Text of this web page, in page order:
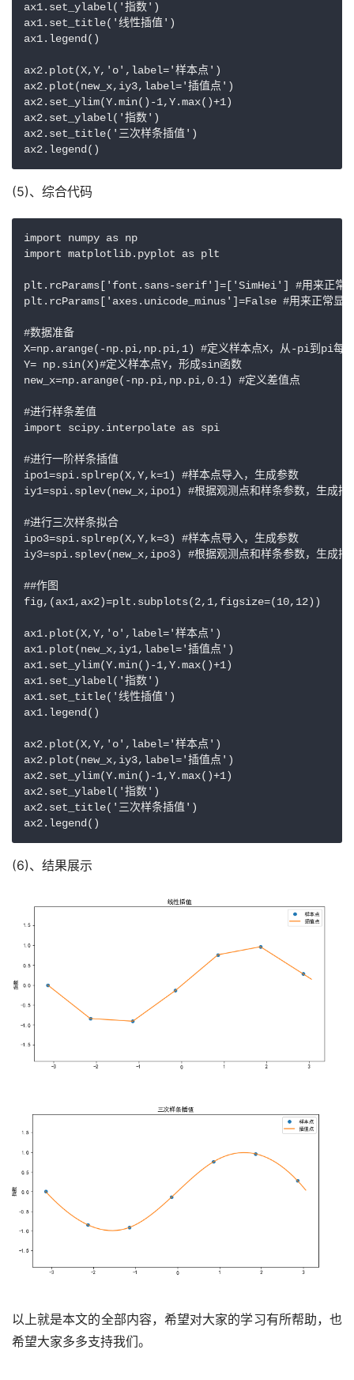
ax1.set_ylabel('指数')
ax1.set_title('线性插值')
ax1.legend()
ax2.plot(X,Y,'o',label='样本点')
ax2.plot(new_x,iy3,label='插值点')
ax2.set_ylim(Y.min()-1,Y.max()+1)
ax2.set_ylabel('指数')
ax2.set_title('三次样条插值')
ax2.legend()
(5)、综合代码
import numpy as np
import matplotlib.pyplot as plt
plt.rcParams['font.sans-serif']=['SimHei'] #用来正常显
plt.rcParams['axes.unicode_minus']=False #用来正常显
#数据准备
X=np.arange(-np.pi,np.pi,1) #定义样本点X，从-pi到pi每次
Y= np.sin(X)#定义样本点Y，形成sin函数
new_x=np.arange(-np.pi,np.pi,0.1) #定义差值点
#进行样条差值
import scipy.interpolate as spi
#进行一阶样条插值
ipo1=spi.splrep(X,Y,k=1) #样本点导入，生成参数
iy1=spi.splev(new_x,ipo1) #根据观测点和样条参数，生成插
#进行三次样条拟合
ipo3=spi.splrep(X,Y,k=3) #样本点导入，生成参数
iy3=spi.splev(new_x,ipo3) #根据观测点和样条参数，生成插
##作图
fig,(ax1,ax2)=plt.subplots(2,1,figsize=(10,12))
ax1.plot(X,Y,'o',label='样本点')
ax1.plot(new_x,iy1,label='插值点')
ax1.set_ylim(Y.min()-1,Y.max()+1)
ax1.set_ylabel('指数')
ax1.set_title('线性插值')
ax1.legend()
ax2.plot(X,Y,'o',label='样本点')
ax2.plot(new_x,iy3,label='插值点')
ax2.set_ylim(Y.min()-1,Y.max()+1)
ax2.set_ylabel('指数')
ax2.set_title('三次样条插值')
(6)、结果展示
以上就是本文的全部内容，希望对大家的学习有所帮助，也
希望大家多多支持我们。